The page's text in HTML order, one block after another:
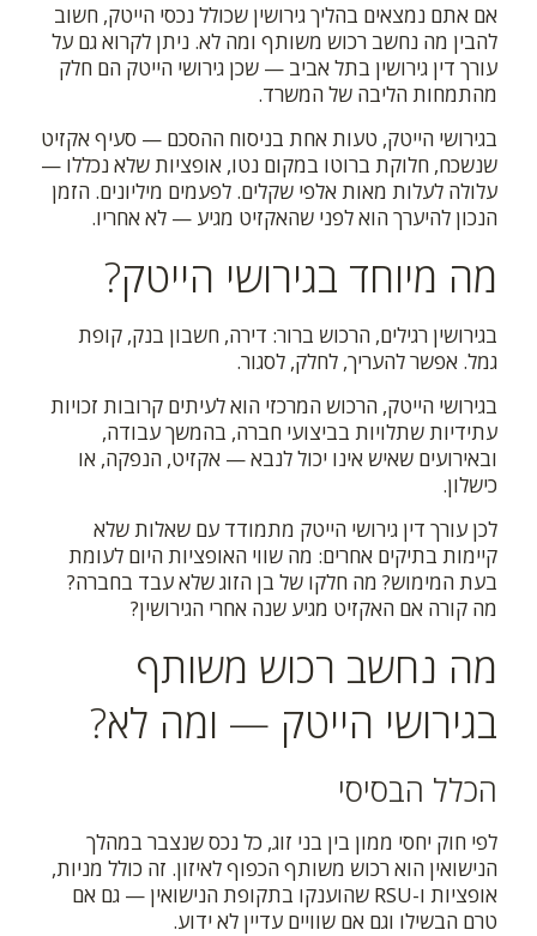
אם אתם נמצאים בהליך גירושין שכולל נכסי הייטק, חשוב
להבין מה נחשב רכוש משותף ומה לא. ניתן לקרוא גם על
עורך דין גירושין בתל אביב — שכן גירושי הייטק הם חלק
מהתמחות הליבה של המשרד.
בגירושי הייטק, טעות אחת בניסוח ההסכם — סעיף אקזיט
שנשכח, חלוקת ברוטו במקום נטו, אופציות שלא נכללו —
עלולה לעלות מאות אלפי שקלים. לפעמים מיליונים. הזמן
הנכון להיערך הוא לפני שהאקזיט מגיע — לא אחריו.
מה מיוחד בגירושי הייטק?
בגירושין רגילים, הרכוש ברור: דירה, חשבון בנק, קופת
גמל. אפשר להעריך, לחלק, לסגור.
בגירושי הייטק, הרכוש המרכזי הוא לעיתים קרובות זכויות
עתידיות שתלויות בביצועי חברה, בהמשך עבודה,
ובאירועים שאיש אינו יכול לנבא — אקזיט, הנפקה, או
כישלון.
לכן עורך דין גירושי הייטק מתמודד עם שאלות שלא
קיימות בתיקים אחרים: מה שווי האופציות היום לעומת
בעת המימוש? מה חלקו של בן הזוג שלא עבד בחברה?
מה קורה אם האקזיט מגיע שנה אחרי הגירושין?
מה נחשב רכוש משותף
בגירושי הייטק — ומה לא?
הכלל הבסיסי
לפי חוק יחסי ממון בין בני זוג, כל נכס שנצבר במהלך
הנישואין הוא רכוש משותף הכפוף לאיזון. זה כולל מניות,
אופציות ו-RSU שהוענקו בתקופת הנישואין — גם אם
טרם הבשילו וגם אם שוויים עדיין לא ידוע.